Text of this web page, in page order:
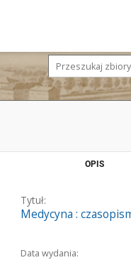
OPIS
Tytuł:
Medycyna :
Data wydania: